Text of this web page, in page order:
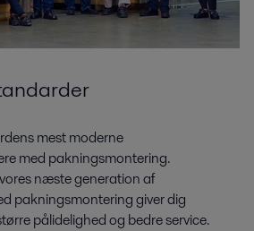
mest moderne
med pakningsmontering.
næste generation af
pakningsmontering giver dig
pålidelighed og bedre service.